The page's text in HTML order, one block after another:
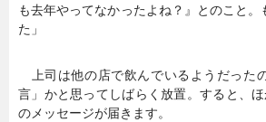
も去年やってなかったよね？』とのこと。
た」
上司は他の店で飲んでいるようだった
言」かと思ってしばらく放置。すると、
のメッセージが届きます。